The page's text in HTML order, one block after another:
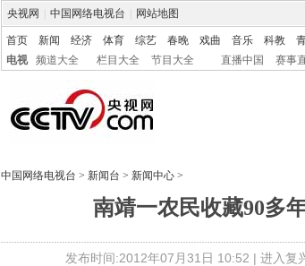
央视网 中国网络电视台 网站地图
首页 新闻 经济 体育 综艺 春晚 戏曲 音乐 科教
电视
频道大全 栏目大全 节目大全 直播中国 赛事
中国网络电视台 > 新闻台 > 新闻中心 >
南靖一农民收藏90多
发布时间:2012年07月31日 10:52 | 进入复